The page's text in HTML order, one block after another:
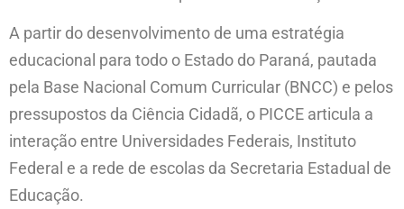
A partir do desenvolvimento de uma estratégia
educacional para todo o Estado do Paraná, pautada
pela Base Nacional Comum Curricular (BNCC) e pelos
pressupostos da Ciência Cidadã, o PICCE articula a
interação entre Universidades Federais, Instituto
Federal e a rede de escolas da Secretaria Estadual de
Educação.